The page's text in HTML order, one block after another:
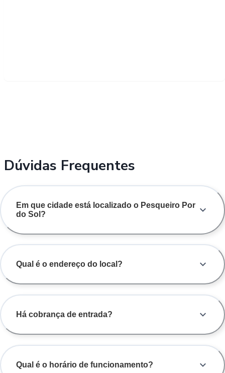
Dúvidas Frequentes
Em que cidade está localizado o Pesqueiro Por
do Sol?
Qual é o endereço do local?
Há cobrança de entrada?
Qual é o horário de funcionamento?